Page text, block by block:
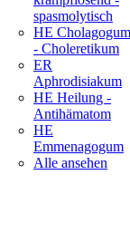
spasmolytisch
HE Cholagogum
- Choleretikum
ER
Aphrodisiakum
HE Heilung -
Antihämatom
HE
Emmenagogum
Alle ansehen